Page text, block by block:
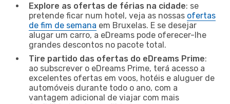
Explore as ofertas de férias na cidade: se
pretende ficar num hotel, veja as nossas ofertas
de fim de semana em Bruxelas. E se desejar
alugar um carro, a eDreams pode oferecer-lhe
grandes descontos no pacote total.
Tire partido das ofertas do eDreams Prime:
ao subscrever o eDreams Prime, terá acesso a
excelentes ofertas em voos, hotéis e aluguer de
automóveis durante todo o ano, com a
vantagem adicional de viajar com mais